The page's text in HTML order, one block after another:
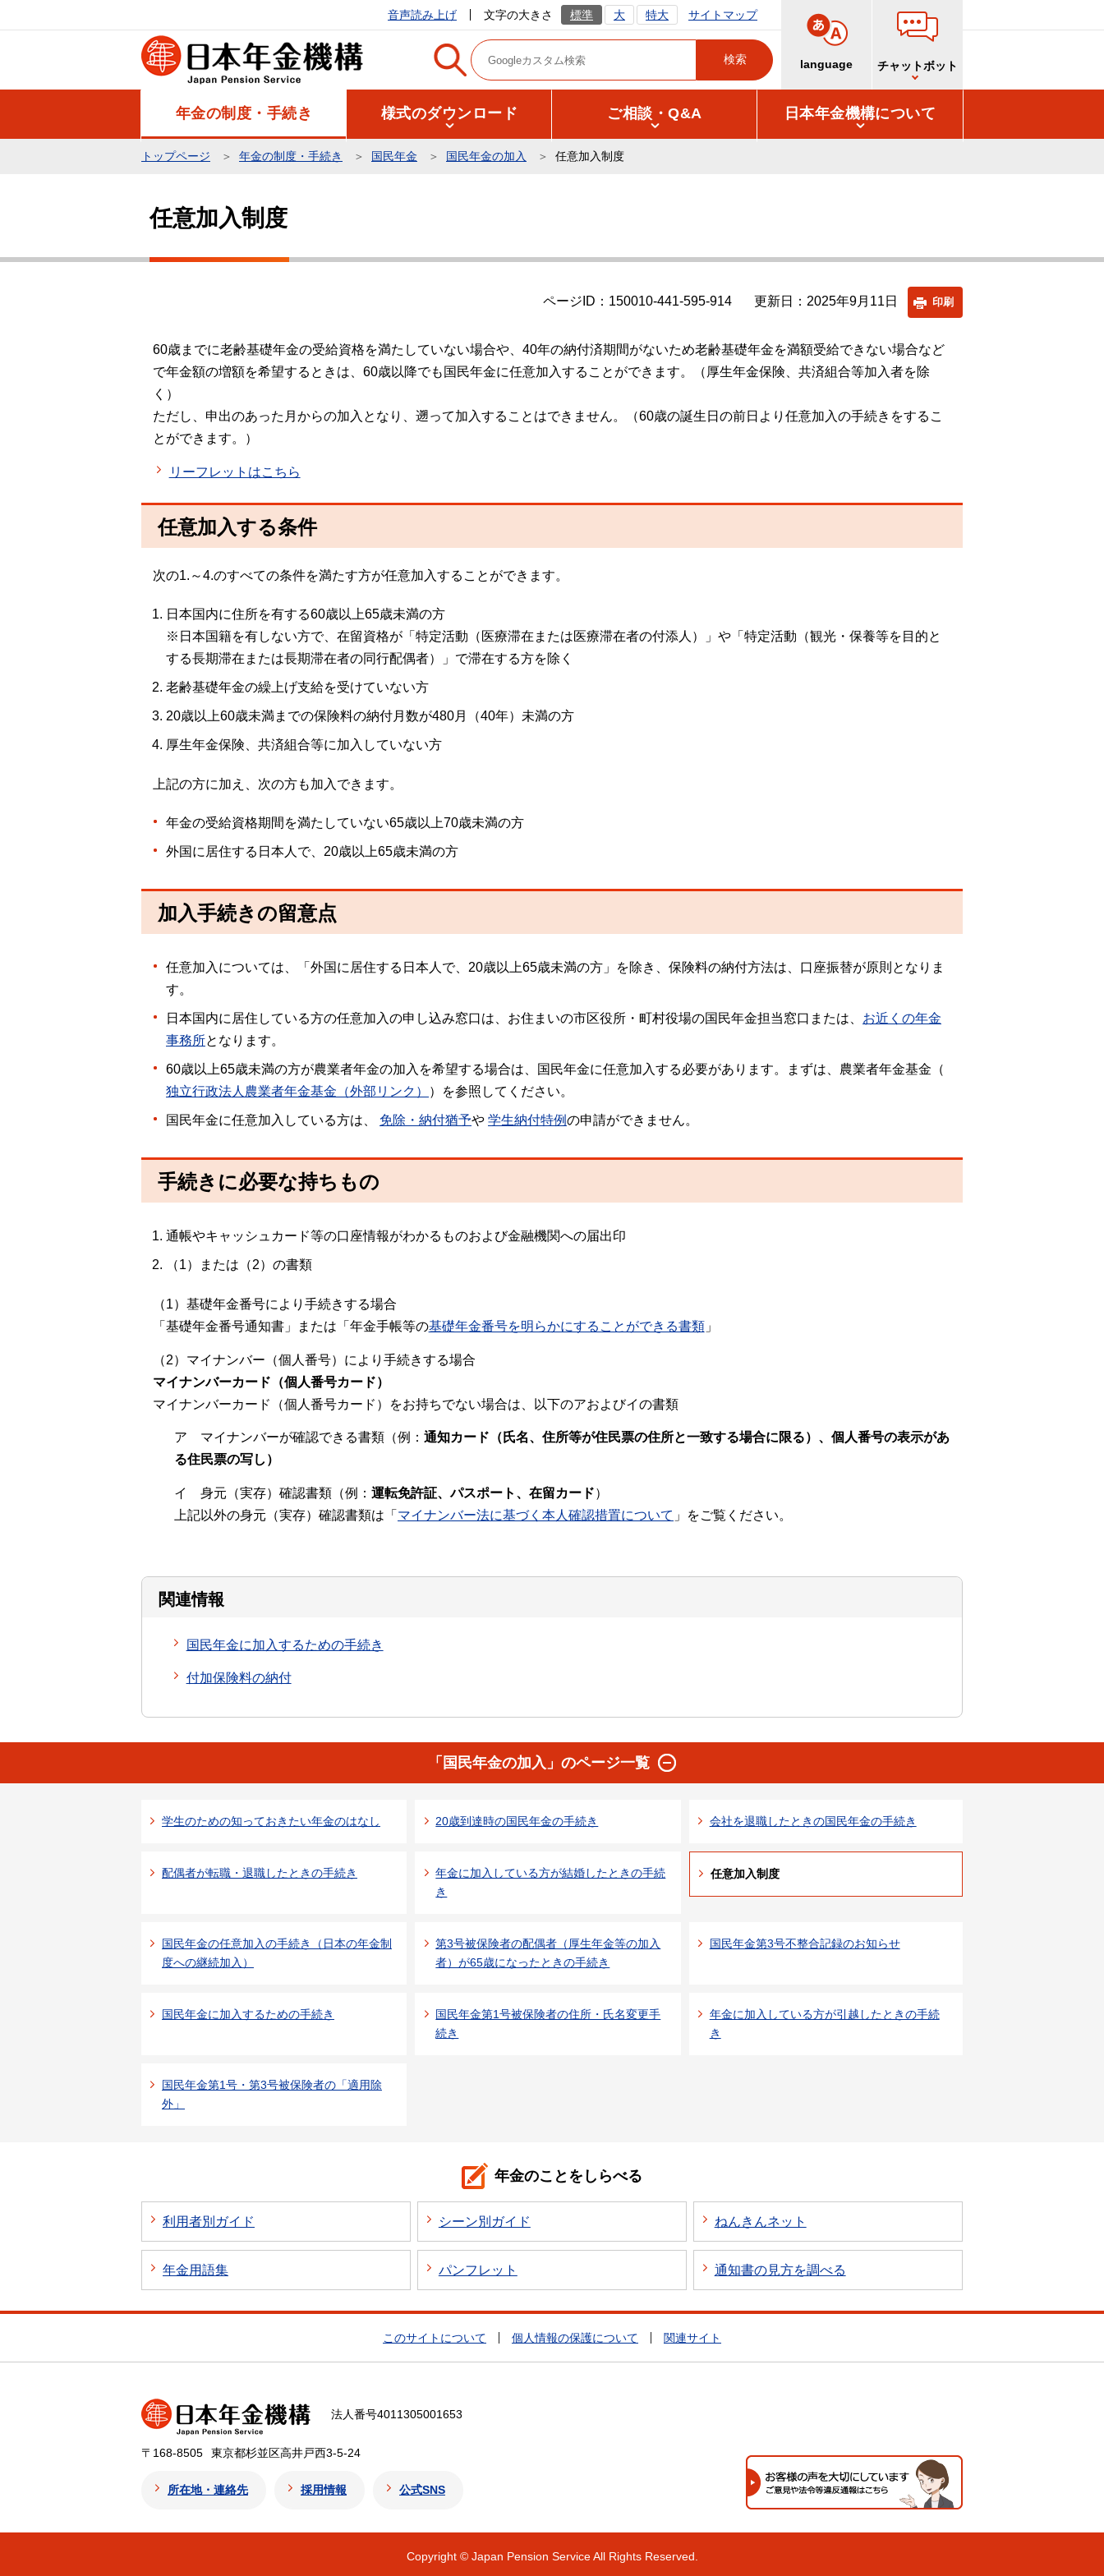
の
音声読み上げ 文字の大きさ 標準 大 特大 サイトマップ
language チャットボット
年金の制度・手続き 様式のダウンロード ご相談・Q&A 日本年金機構について
トップページ 年金の制度・手続き 国民年金 国民年金の加入 任意加入制度
任意加入制度
ページID：150010-441-595-914 更新日：2025年9月11日 印刷
60歳までに老齢基礎年金の受給資格を満たしていない場合や、40年の納付済期間がないため老齢基礎年金を満額受給できない場合など
で年金額の増額を希望するときは、60歳以降でも国民年金に任意加入することができます。（厚生年金保険、共済組合等加入者を除
く）
ただし、申出のあった月からの加入となり、遡って加入することはできません。（60歳の誕生日の前日より任意加入の手続きをするこ
とができます。）
リーフレットはこちら
任意加入する条件
次の1.～4.のすべての条件を満たす方が任意加入することができます。
日本国内に住所を有する60歳以上65歳未満の方
※日本国籍を有しない方で、在留資格が「特定活動（医療滞在または医療滞在者の付添人）」や「特定活動（観光・保養等を目的と
する長期滞在または長期滞在者の同行配偶者）」で滞在する方を除く
老齢基礎年金の繰上げ支給を受けていない方
20歳以上60歳未満までの保険料の納付月数が480月（40年）未満の方
厚生年金保険、共済組合等に加入していない方
上記の方に加え、次の方も加入できます。
年金の受給資格期間を満たしていない65歳以上70歳未満の方
外国に居住する日本人で、20歳以上65歳未満の方
加入手続きの留意点
任意加入については、「外国に居住する日本人で、20歳以上65歳未満の方」を除き、保険料の納付方法は、口座振替が原則となりま
す。
日本国内に居住している方の任意加入の申し込み窓口は、お住まいの市区役所・町村役場の国民年金担当窓口または、 お近くの年金
事務所となります。
60歳以上65歳未満の方が農業者年金の加入を希望する場合は、国民年金に任意加入する必要があります。まずは、農業者年金基金（
独立行政法人農業者年金基金（外部リンク）
）を参照してください。
国民年金に任意加入している方は、 免除・納付猶予や 学生納付特例の申請ができません。
手続きに必要な持ちもの
通帳やキャッシュカード等の口座情報がわかるものおよび金融機関への届出印
（1）または（2）の書類
（1）基礎年金番号により手続きする場合
「基礎年金番号通知書」または「年金手帳等の基礎年金番号を明らかにすることができる書類」
（2）マイナンバー（個人番号）により手続きする場合
マイナンバーカード（個人番号カード）
マイナンバーカード（個人番号カード）をお持ちでない場合は、以下のアおよびイの書類
ア マイナンバーが確認できる書類（例： 通知カード（氏名、住所等が住民票の住所と一致する場合に限る）、個人番号の表示があ
る住民票の写し）
イ 身元（実存）確認書類（例： 運転免許証、パスポート、在留カード）
上記以外の身元（実存）確認書類は「 マイナンバー法に基づく本人確認措置について 」をご覧ください。
関連情報
国民年金に加入するための手続き
付加保険料の納付
「国民年金の加入」のページ一覧
学生のための知っておきたい年金のはなし 20歳到達時の国民年金の手続き 会社を退職したときの国民年金の手続き
配偶者が転職・退職したときの手続き
年金に加入している方が結婚したときの手続
き
任意加入制度
国民年金の任意加入の手続き（日本の年金制
度への継続加入）
第3号被保険者の配偶者（厚生年金等の加入
者）が65歳になったときの手続き
国民年金第3号不整合記録のお知らせ
国民年金に加入するための手続き
国民年金第1号被保険者の住所・氏名変更手
続き
年金に加入している方が引越したときの手続
き
国民年金第1号・第3号被保険者の「適用除
外」
年金のことをしらべる
利用者別ガイド シーン別ガイド ねんきんネット
年金用語集 パンフレット 通知書の見方を調べる
このサイトについて 個人情報の保護について 関連サイト
法人番号4011305001653
〒168-8505 東京都杉並区高井戸西3-5-24
所在地・連絡先 採用情報 公式SNS
Copyright © Japan Pension Service All Rights Reserved.